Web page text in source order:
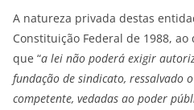
A natureza privada destas
Constituição Federal de 1988,
que “a lei não poderá exigir
fundação de sindicato, ressalvado
competente, vedadas ao poder